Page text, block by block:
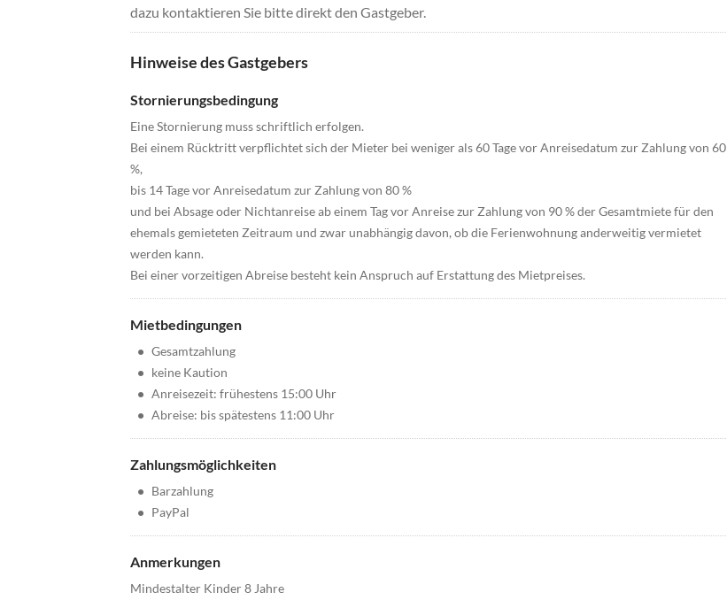
dazu kontaktieren Sie bitte direkt den Gastgeber.
Hinweise des Gastgebers
Stornierungsbedingung
Eine Stornierung muss schriftlich erfolgen.
Bei einem Rücktritt verpflichtet sich der Mieter bei weniger als 60 Tage vor Anreisedatum zur Zahlung von 60
%,
bis 14 Tage vor Anreisedatum zur Zahlung von 80 %
und bei Absage oder Nichtanreise ab einem Tag vor Anreise zur Zahlung von 90 % der Gesamtmiete für den
ehemals gemieteten Zeitraum und zwar unabhängig davon, ob die Ferienwohnung anderweitig vermietet
werden kann.
Bei einer vorzeitigen Abreise besteht kein Anspruch auf Erstattung des Mietpreises.
Mietbedingungen
• Gesamtzahlung
• keine Kaution
• Anreisezeit: frühestens 15:00 Uhr
• Abreise: bis spätestens 11:00 Uhr
Zahlungsmöglichkeiten
• Barzahlung
• PayPal
Anmerkungen
Mindestalter Kinder 8 Jahre